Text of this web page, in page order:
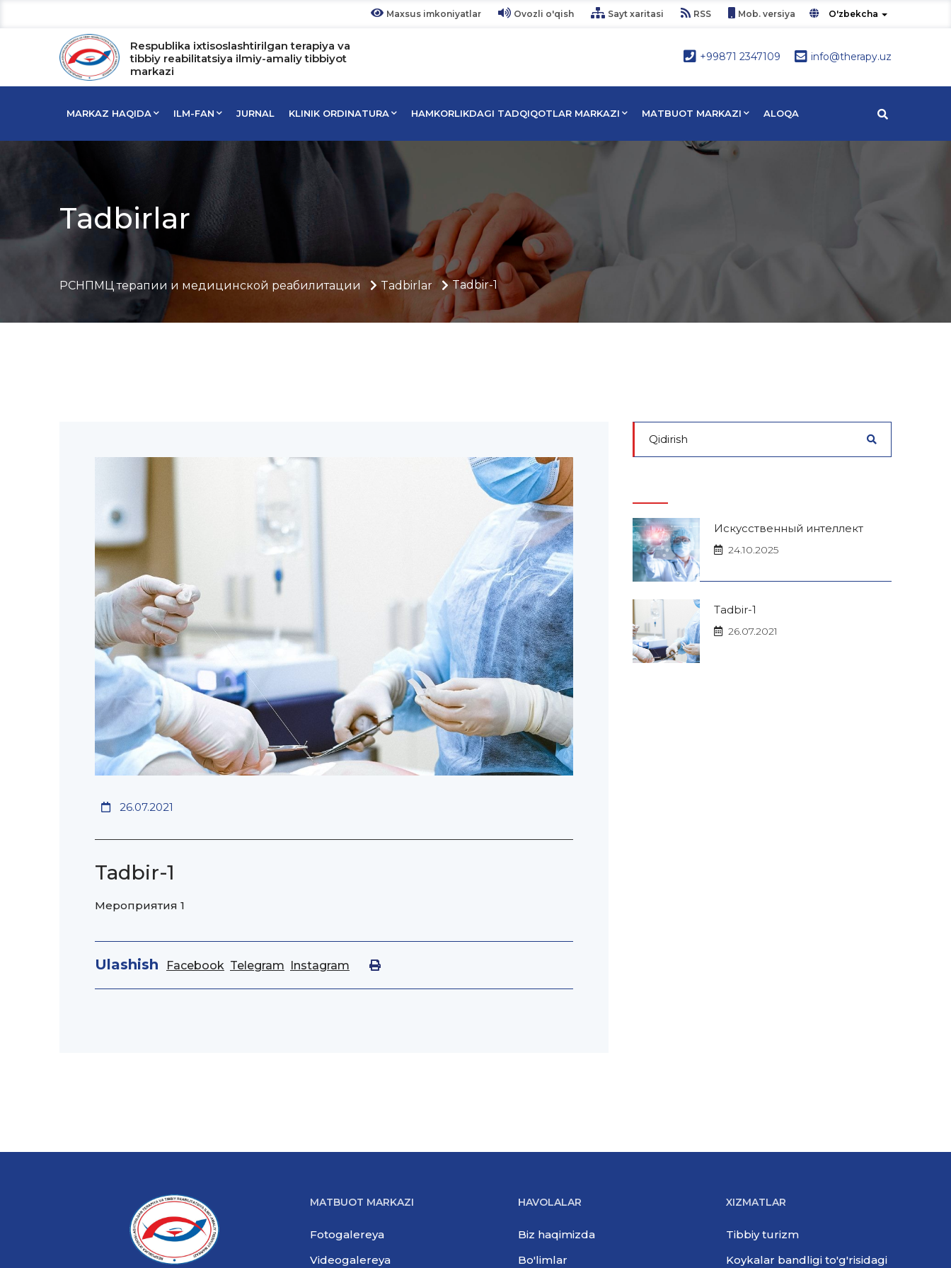
Maxsus imkoniyatlar Ovozli o'qish Sayt xaritasi RSS Mob. versiya O'zbekcha
Respublika ixtisoslashtirilgan terapiya va
tibbiy reabilitatsiya ilmiy-amaliy tibbiyot
markazi
+99871 2347109 info@therapy.uz
MARKAZ HAQIDA ILM-FAN JURNAL KLINIK ORDINATURA HAMKORLIKDAGI TADQIQOTLAR MARKAZI MATBUOT MARKAZI ALOQA
Tadbirlar
РСНПМЦ терапии и медицинской реабилитации Tadbirlar Tadbir-1
26.07.2021
Tadbir-1
Мероприятия 1
Ulashish Facebook Telegram Instagram
Искусственный интеллект
24.10.2025
Tadbir-1
26.07.2021
MATBUOT MARKAZI
Fotogalereya
Videogalereya
HAVOLALAR
Biz haqimizda
Bo'limlar
XIZMATLAR
Tibbiy turizm
Koykalar bandligi to'g'risidagi